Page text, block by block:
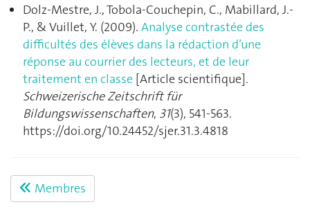
Dolz-Mestre, J., Tobola-Couchepin, C., Mabillard, J.-
P., & Vuillet, Y. (2009). Analyse contrastée des
difficultés des élèves dans la rédaction d’une
réponse au courrier des lecteurs, et de leur
traitement en classe [Article scientifique].
Schweizerische Zeitschrift für
Bildungswissenschaften, 31(3), 541‑563.
https://doi.org/10.24452/sjer.31.3.4818
Membres